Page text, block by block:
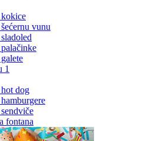
vunu
1
dog
fontana